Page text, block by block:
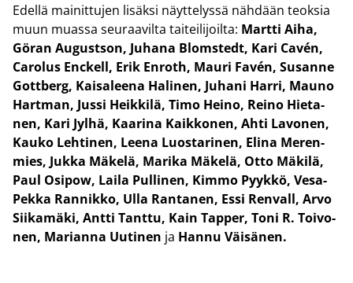
Edel­lä mai­nit­tu­jen li­säk­si näyt­te­lys­sä näh­dään teok­sia
muun muas­sa seu­raa­vil­ta tai­tei­li­joil­ta: Mart­ti Aiha,
Göran Au­gust­son, Ju­ha­na Bloms­tedt, Kari Cavén,
Ca­ro­lus Enc­kell, Erik En­roth, Mauri Favén, Susan­ne
Gott­berg, Kai­sa­lee­na Ha­li­nen, Ju­ha­ni Harri, Mauno
Hart­man, Jussi Heik­ki­lä, Timo Heino, Reino Hie­ta­
nen, Kari Jylhä, Kaa­ri­na Kaik­ko­nen, Ahti La­vo­nen,
Kauko Leh­ti­nen, Leena Luos­ta­ri­nen, Elina Me­ren­
mies, Jukka Mä­ke­lä, Ma­ri­ka Mä­ke­lä, Otto Mä­ki­lä,
Paul Osipow, Laila Pul­li­nen, Kimmo Pyyk­kö, Vesa-​
Pekka Ran­nik­ko, Ulla Ran­ta­nen, Essi Ren­vall, Arvo
Sii­ka­mä­ki, Antti Tant­tu, Kain Tap­per, Toni R. Toi­vo­
nen, Ma­rian­na Uu­ti­nen ja Hannu Väi­sä­nen.